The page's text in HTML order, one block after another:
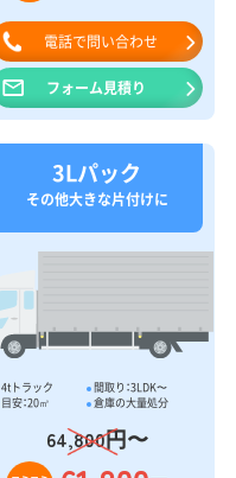
電話で問い合わせ
フォーム見積り
3Lパック
その他大きな片付けに
4tトラック
間取り：3LDK〜
目安：20㎥
倉庫の大量処分
64,800円〜